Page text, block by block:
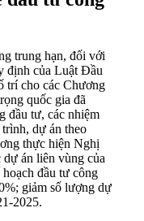
trung hạn, đối với
định của Luật Đầu
trí cho các Chương
quốc gia đã
đầu tư, các nhiệm
dự án theo
thực hiện Nghị
án liên vùng của
đầu tư công
giảm số lượng dự
2025.